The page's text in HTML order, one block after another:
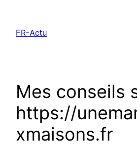
contenu
FR-Actu
Mes conseils
https://
xmaisons.fr